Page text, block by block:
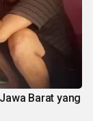
Barat yang